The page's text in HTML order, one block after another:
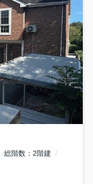
総階数
2階建